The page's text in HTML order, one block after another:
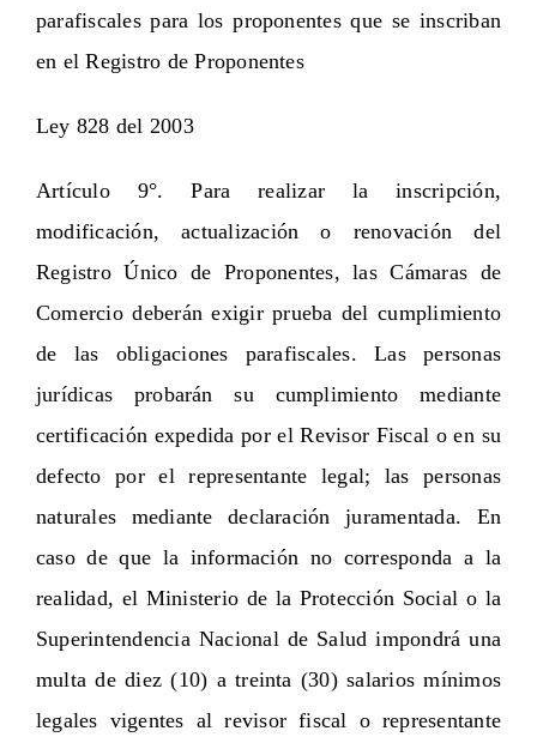
parafiscales para los proponentes que se inscriban
en el Registro de Proponentes
Ley 828 del 2003
Artículo 9°. Para realizar la inscripción,
modificación, actualización o renovación del
Registro Único de Proponentes, las Cámaras de
Comercio deberán exigir prueba del cumplimiento
de las obligaciones parafiscales. Las personas
jurídicas probarán su cumplimiento mediante
certificación expedida por el Revisor Fiscal o en su
defecto por el representante legal; las personas
naturales mediante declaración juramentada. En
caso de que la información no corresponda a la
realidad, el Ministerio de la Protección Social o la
Superintendencia Nacional de Salud impondrá una
multa de diez (10) a treinta (30) salarios mínimos
legales vigentes al revisor fiscal o representante